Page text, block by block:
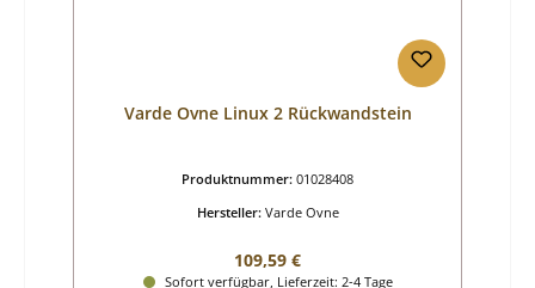
Varde Ovne Linux 2 Rückwandstein
Produktnummer: 01028408
Hersteller: Varde Ovne
Regulärer Preis:
109,59 €
Sofort verfügbar, Lieferzeit: 2-4 Tage